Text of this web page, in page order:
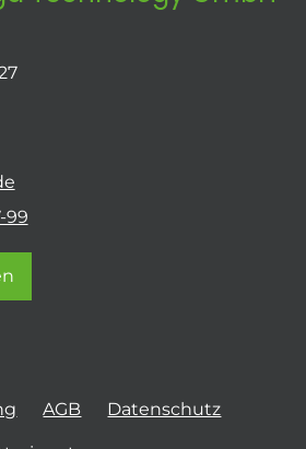
99
AGB Datenschutz